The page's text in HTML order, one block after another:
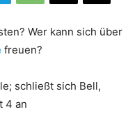
Wer kann sich über
freuen?
schließt sich Bell,
4 an